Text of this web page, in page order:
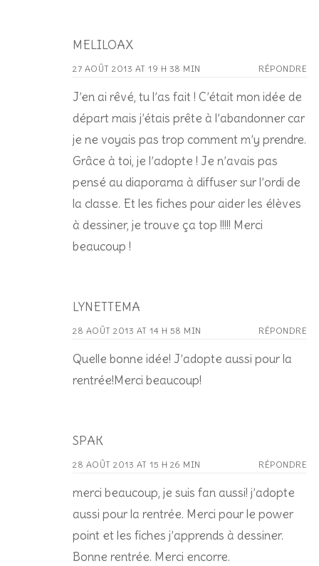
MELILOAX
27 AOÛT 2013 AT 19 H 38 MIN RÉPONDRE
J’en ai rêvé, tu l’as fait ! C’était mon idée de
départ mais j’étais prête à l’abandonner car
je ne voyais pas trop comment m’y prendre.
Grâce à toi, je l’adopte ! Je n’avais pas
pensé au diaporama à diffuser sur l’ordi de
la classe. Et les fiches pour aider les élèves
à dessiner, je trouve ça top !!!!! Merci
beaucoup !
LYNETTEMA
28 AOÛT 2013 AT 14 H 58 MIN RÉPONDRE
Quelle bonne idée! J’adopte aussi pour la
rentrée!Merci beaucoup!
SPAK
28 AOÛT 2013 AT 15 H 26 MIN RÉPONDRE
merci beaucoup, je suis fan aussi! j’adopte
aussi pour la rentrée. Merci pour le power
point et les fiches j’apprends à dessiner.
Bonne rentrée. Merci encorre.